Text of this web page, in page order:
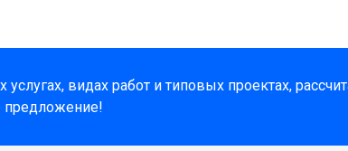
видах работ и типовых проектах,
предложение!